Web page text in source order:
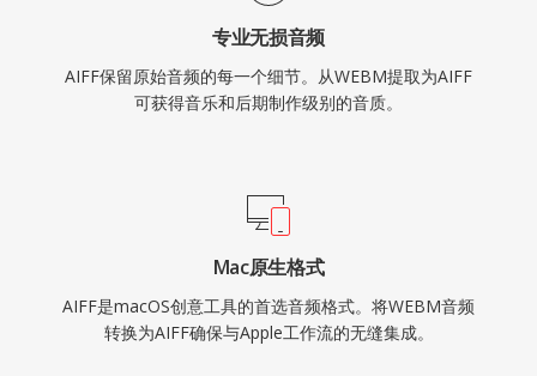
专业无损音频
AIFF保留原始音频的每一个细节。从WEBM提取为AIFF
可获得音乐和后期制作级别的音质。
Mac原生格式
AIFF是macOS创意工具的首选音频格式。将WEBM音频
转换为AIFF确保与Apple工作流的无缝集成。